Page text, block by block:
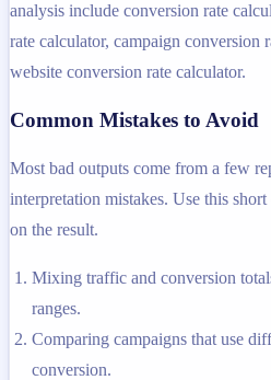
analysis include conversion rate
rate calculator, campaign conversion
website conversion rate calculator.
Common Mistakes to Avoid
Most bad outputs come from a few
interpretation mistakes. Use this
on the result.
Mixing traffic and conversion
ranges.
Comparing campaigns that use
conversion.